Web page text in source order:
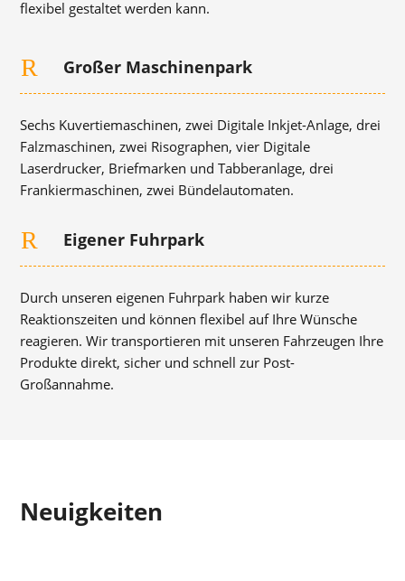
flexibel gestaltet werden kann.
R Großer Maschinenpark
Sechs Kuvertiemaschinen, zwei Digitale Inkjet-Anlage, drei
Falzmaschinen, zwei Risographen, vier Digitale
Laserdrucker, Briefmarken und Tabberanlage, drei
Frankiermaschinen, zwei Bündelautomaten.
R Eigener Fuhrpark
Durch unseren eigenen Fuhrpark haben wir kurze
Reaktionszeiten und können flexibel auf Ihre Wünsche
reagieren. Wir transportieren mit unseren Fahrzeugen Ihre
Produkte direkt, sicher und schnell zur Post-
Großannahme.
Neuigkeiten